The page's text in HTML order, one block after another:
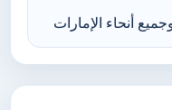
أنحاء الإمارات